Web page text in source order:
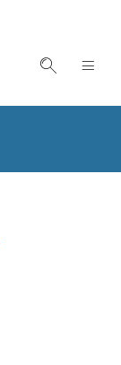
Suche